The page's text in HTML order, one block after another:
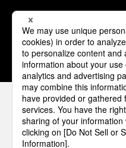
1 2 3
パナソニックの電